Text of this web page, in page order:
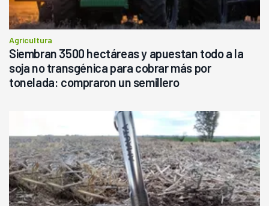
Agricultura
Siembran 3500 hectáreas y apuestan todo a la
soja no transgénica para cobrar más por
tonelada: compraron un semillero